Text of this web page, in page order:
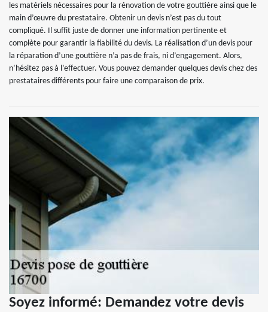
les matériels nécessaires pour la rénovation de votre gouttière ainsi que le
main d’œuvre du prestataire. Obtenir un devis n’est pas du tout
compliqué. Il suffit juste de donner une information pertinente et
complète pour garantir la fiabilité du devis. La réalisation d’un devis pour
la réparation d’une gouttière n’a pas de frais, ni d’engagement. Alors,
n’hésitez pas à l’effectuer. Vous pouvez demander quelques devis chez des
prestataires différents pour faire une comparaison de prix.
Soyez informé: Demandez votre devis